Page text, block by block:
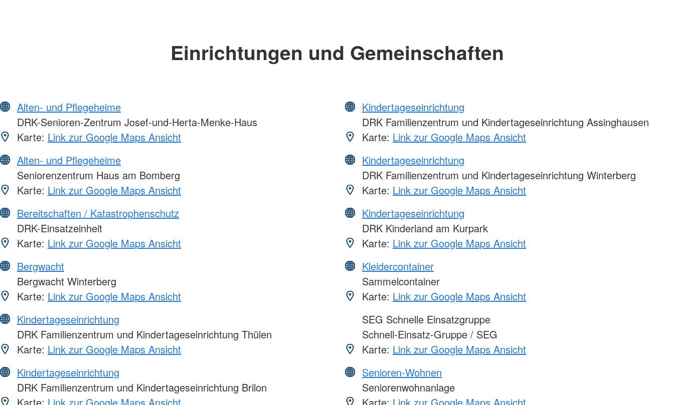
Einrichtungen und Gemeinschaften
Alten- und Pflegeheime
DRK-Senioren-Zentrum Josef-und-Herta-Menke-Haus
Karte: Link zur Google Maps Ansicht
Alten- und Pflegeheime
Seniorenzentrum Haus am Bomberg
Karte: Link zur Google Maps Ansicht
Bereitschaften / Katastrophenschutz
DRK-Einsatzeinheit
Karte: Link zur Google Maps Ansicht
Bergwacht
Bergwacht Winterberg
Karte: Link zur Google Maps Ansicht
Kindertageseinrichtung
DRK Familienzentrum und Kindertageseinrichtung Thülen
Karte: Link zur Google Maps Ansicht
Kindertageseinrichtung
DRK Familienzentrum und Kindertageseinrichtung Brilon
Kindertageseinrichtung
DRK Familienzentrum und Kindertageseinrichtung Assinghausen
Karte: Link zur Google Maps Ansicht
Kindertageseinrichtung
DRK Familienzentrum und Kindertageseinrichtung Winterberg
Karte: Link zur Google Maps Ansicht
Kindertageseinrichtung
DRK Kinderland am Kurpark
Karte: Link zur Google Maps Ansicht
Kleidercontainer
Sammelcontainer
Karte: Link zur Google Maps Ansicht
SEG Schnelle Einsatzgruppe
Schnell-Einsatz-Gruppe / SEG
Karte: Link zur Google Maps Ansicht
Senioren-Wohnen
Seniorenwohnanlage